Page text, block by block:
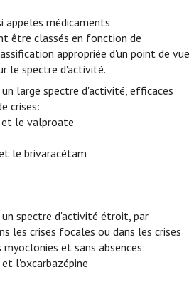
appelés médicaments
être classés en fonction de
appropriée d'un point de vue
le spectre d'activité.
large spectre d'activité, efficaces
crises:
et le valproate
le brivaracétam
spectre d'activité étroit, par
les crises focales ou dans les crises
et sans absences:
l'oxcarbazépine